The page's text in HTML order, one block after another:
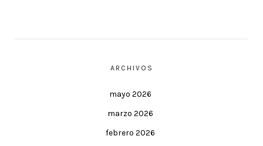
ARCHIVOS
mayo 2026
marzo 2026
febrero 2026